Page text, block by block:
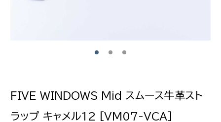
FIVE WINDOWS Mid スムース牛革スト
ラップ キャメル12 [VM07-VCA]